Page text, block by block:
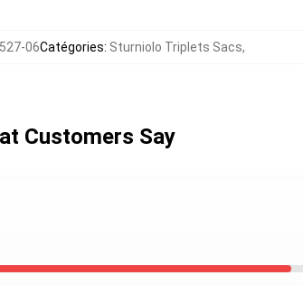
06Catégories: Sturniolo Triplets Sacs,
Customers Say